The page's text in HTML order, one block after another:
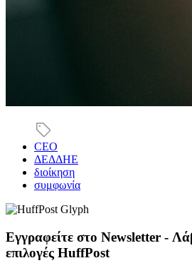
CEO
ΔΕΔΔΗΕ
διοίκηση
συμφωνία
Εγγραφείτε στο Newsletter -
επιλογές HuffPost